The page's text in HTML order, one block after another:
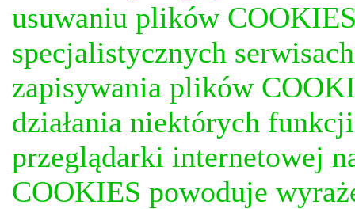
usuwaniu plików
specjalistycznych
zapisywania plików
działania niektórych
przeglądarki internetowej
COOKIES powoduje